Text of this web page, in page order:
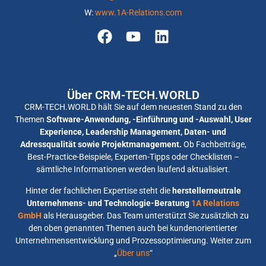
W:www.1A-Relations.com
Über CRM-TECH.WORLD
CRM-TECH.WORLD hält Sie auf dem neuesten Stand zu den
Themen Software-Anwendung, -Einführung und -Auswahl, User
Experience, Leadership Management, Daten- und
Adressqualität sowie Projektmanagement. Ob Fachbeiträge,
Best-Practice-Beispiele, Experten-Tipps oder Checklisten –
sämtliche Informationen werden laufend aktualisiert.
Hinter der fachlichen Expertise steht dieherstellerneutrale
Unternehmens- und Technologie-Beratung 1A Relations
GmbH als Herausgeber. Das Team unterstützt Sie zusätzlich zu
den oben genannten Themen auch bei kundenorientierter
Unternehmensentwicklung und Prozessoptimierung. Weiter zum
„Über uns“